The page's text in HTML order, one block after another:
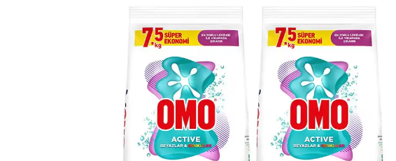
Makine Temizleyiciler / Kireç